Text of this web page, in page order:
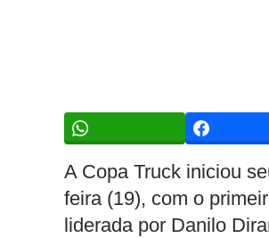
A Copa Truck iniciou
feira (19), com o
liderada por Danilo